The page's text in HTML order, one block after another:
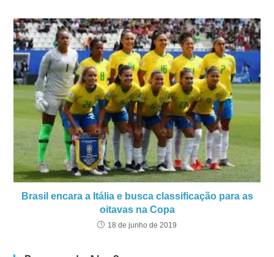
Brasil encara a Itália e busca classificação para as
oitavas na Copa
18 de junho de 2019